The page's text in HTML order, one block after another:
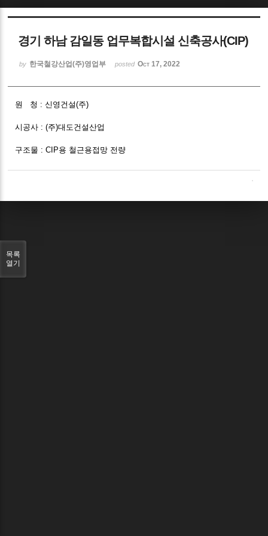
경기 하남 감일동 업무복합시설 신축공사(CIP)
by 한국철강산업(주)영업부 posted Oct 17, 2022
원 청 : 신영건설(주)
시공사 : (주)대도건설산업
구조물 : CIP용 철근용접망 전량
목록
열기
Sketchbook5, 스케치북5
Sketchbook5, 스케치북5